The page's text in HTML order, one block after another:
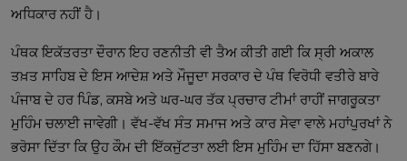
ਅਧਿਕਾਰ ਨਹੀਂ ਹੈ।
ਪੰਥਕ ਇਕੱਤਰਤਾ ਦੌਰਾਨ ਇਹ ਰਣਨੀਤੀ ਵੀ ਤੈਅ ਕੀਤੀ ਗਈ ਕਿ ਸ੍ਰੀ ਅਕਾਲ
ਤਖ਼ਤ ਸਾਹਿਬ ਦੇ ਇਸ ਆਦੇਸ਼ ਅਤੇ ਮੌਜੂਦਾ ਸਰਕਾਰ ਦੇ ਪੰਥ ਵਿਰੋਧੀ ਵਤੀਰੇ ਬਾਰੇ
ਪੰਜਾਬ ਦੇ ਹਰ ਪਿੰਡ, ਕਸਬੇ ਅਤੇ ਘਰ-ਘਰ ਤੱਕ ਪ੍ਰਚਾਰ ਟੀਮਾਂ ਰਾਹੀਂ ਜਾਗਰੂਕਤਾ
ਮੁਹਿੰਮ ਚਲਾਈ ਜਾਵੇਗੀ। ਵੱਖ-ਵੱਖ ਸੰਤ ਸਮਾਜ ਅਤੇ ਕਾਰ ਸੇਵਾ ਵਾਲੇ ਮਹਾਂਪੁਰਖਾਂ ਨੇ
ਭਰੋਸਾ ਦਿੱਤਾ ਕਿ ਉਹ ਕੌਮ ਦੀ ਇੱਕਜੁੱਟਤਾ ਲਈ ਇਸ ਮੁਹਿੰਮ ਦਾ ਹਿੱਸਾ ਬਣਨਗੇ।